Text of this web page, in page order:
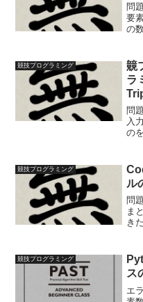
問
要
の
競技プログラミング
竸
ラ
問
入
の
れ
し
競技プログラミング
問
ま
き
ル
競技プログラミング
ス
エ